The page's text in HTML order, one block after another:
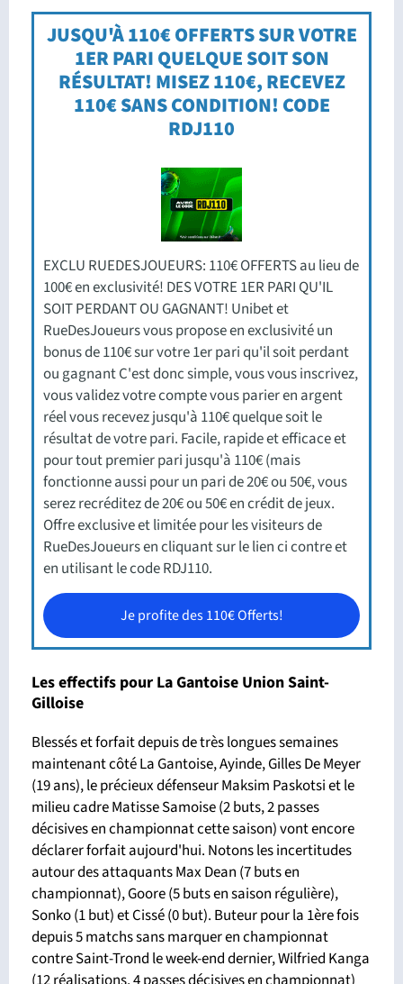
JUSQU'À 110€ OFFERTS SUR VOTRE
1ER PARI QUELQUE SOIT SON
RÉSULTAT! MISEZ 110€, RECEVEZ
110€ SANS CONDITION! CODE
RDJ110
EXCLU RUEDESJOUEURS: 110€ OFFERTS au lieu de
100€ en exclusivité! DES VOTRE 1ER PARI QU'IL
SOIT PERDANT OU GAGNANT! Unibet et
RueDesJoueurs vous propose en exclusivité un
bonus de 110€ sur votre 1er pari qu'il soit perdant
ou gagnant C'est donc simple, vous vous inscrivez,
vous validez votre compte vous parier en argent
réel vous recevez jusqu'à 110€ quelque soit le
résultat de votre pari. Facile, rapide et efficace et
pour tout premier pari jusqu'à 110€ (mais
fonctionne aussi pour un pari de 20€ ou 50€, vous
serez recréditez de 20€ ou 50€ en crédit de jeux.
Offre exclusive et limitée pour les visiteurs de
RueDesJoueurs en cliquant sur le lien ci contre et
en utilisant le code RDJ110.
Je profite des 110€ Offerts!
Les effectifs pour La Gantoise Union Saint-
Gilloise
Blessés et forfait depuis de très longues semaines
maintenant côté La Gantoise, Ayinde, Gilles De Meyer
(19 ans), le précieux défenseur Maksim Paskotsi et le
milieu cadre Matisse Samoise (2 buts, 2 passes
décisives en championnat cette saison) vont encore
déclarer forfait aujourd'hui. Notons les incertitudes
autour des attaquants Max Dean (7 buts en
championnat), Goore (5 buts en saison régulière),
Sonko (1 but) et Cissé (0 but). Buteur pour la 1ère fois
depuis 5 matchs sans marquer en championnat
contre Saint-Trond le week-end dernier, Wilfried Kanga